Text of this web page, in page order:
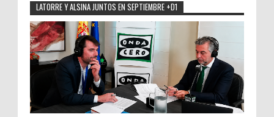
LATORRE Y ALSINA JUNTOS EN SEPTIEMBRE +D1